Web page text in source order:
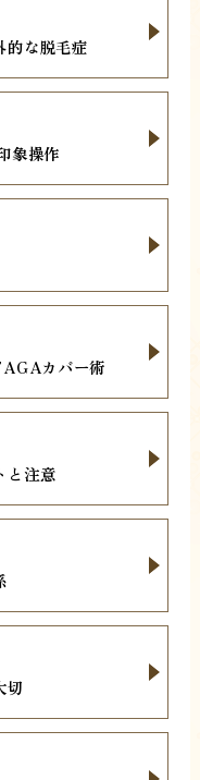
的な脱毛症
象操作
カバー術
と注意
切